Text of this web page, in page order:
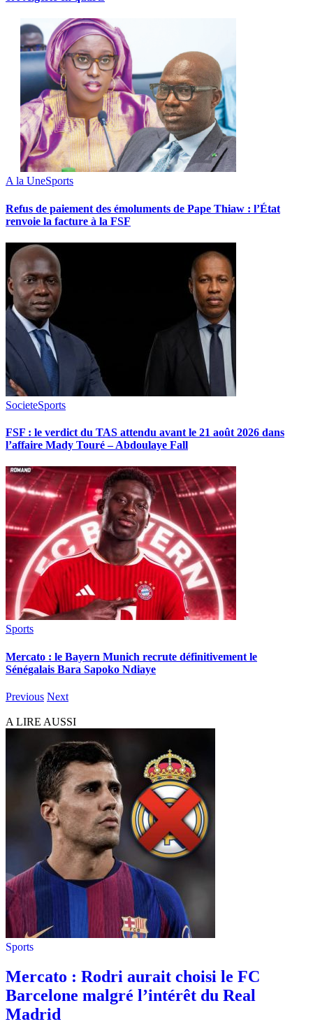
A la UneSports
Refus de paiement des émoluments de Pape Thiaw : l’État
renvoie la facture à la FSF
SocieteSports
FSF : le verdict du TAS attendu avant le 21 août 2026 dans
l’affaire Mady Touré – Abdoulaye Fall
Sports
Mercato : le Bayern Munich recrute définitivement le
Sénégalais Bara Sapoko Ndiaye
Previous Next
A LIRE AUSSI
Sports
Mercato : Rodri aurait choisi le FC
Barcelone malgré l’intérêt du Real
Madrid